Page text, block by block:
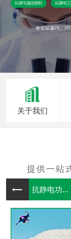
关于我们
抗静电功...